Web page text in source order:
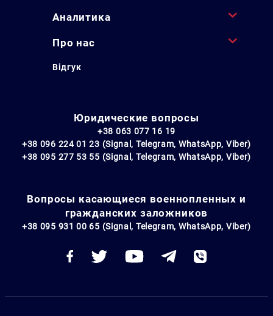
Аналитика
Про нас
Відгук
Юридические вопросы
+38 063 077 16 19
+38 096 224 01 23 (Signal, Telegram, WhatsApp, Viber)
+38 095 277 53 55 (Signal, Telegram, WhatsApp, Viber)
Вопросы касающиеся военнопленных и
гражданских заложников
+38 095 931 00 65 (Signal, Telegram, WhatsApp, Viber)